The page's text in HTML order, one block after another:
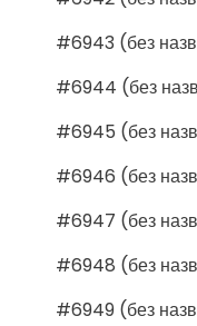
#6943 (без
#6944 (без
#6945 (без
#6946 (без
#6947 (без
#6948 (без
#6949 (без